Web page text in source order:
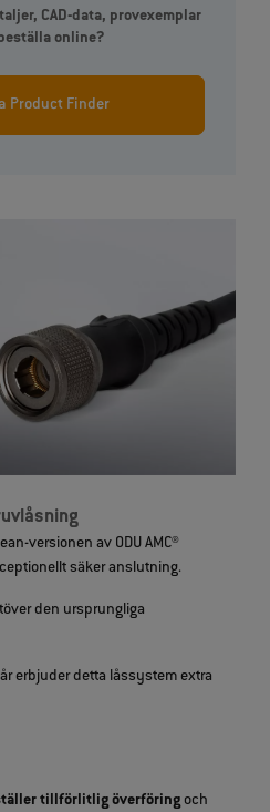
versionen av ODU AMC®
säker anslutning.
den ursprungliga
erbjuder detta låssystem extra
CAD-data, provexemplar
online?
Product Finder
tillförlitlig överföringoch